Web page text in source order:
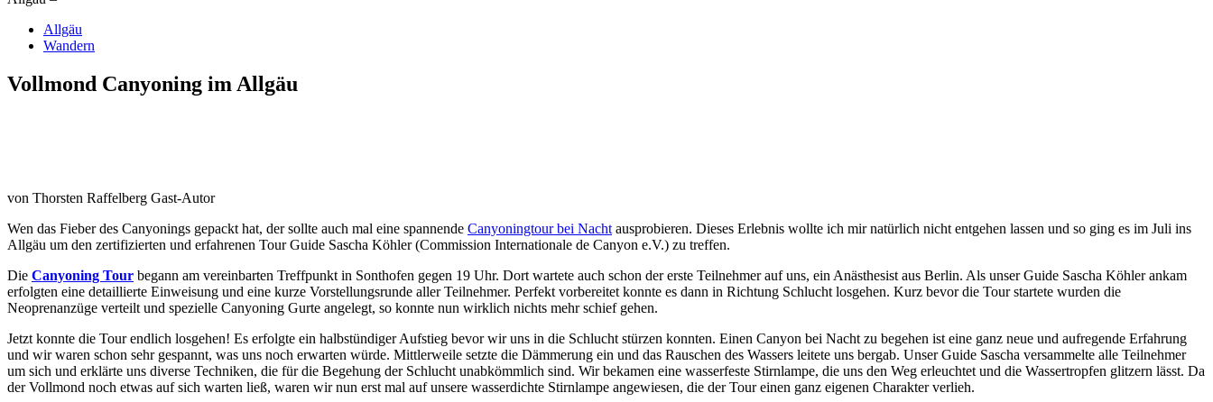
Allgäu
Wandern
Vollmond Canyoning im Allgäu
von Thorsten Raffelberg Gast-Autor
Wen das Fieber des Canyonings gepackt hat, der sollte auch mal eine spannende Canyoningtour bei Nacht ausprobieren. Dieses Erlebnis wollte ich mir natürlich nicht entgehen lassen und so ging es im Juli ins
Allgäu um den zertifizierten und erfahrenen Tour Guide Sascha Köhler (Commission Internationale de Canyon e.V.) zu treffen.
Die Canyoning Tour begann am vereinbarten Treffpunkt in Sonthofen gegen 19 Uhr. Dort wartete auch schon der erste Teilnehmer auf uns, ein Anästhesist aus Berlin. Als unser Guide Sascha Köhler ankam
erfolgten eine detaillierte Einweisung und eine kurze Vorstellungsrunde aller Teilnehmer. Perfekt vorbereitet konnte es dann in Richtung Schlucht losgehen. Kurz bevor die Tour startete wurden die
Neoprenanzüge verteilt und spezielle Canyoning Gurte angelegt, so konnte nun wirklich nichts mehr schief gehen.
Jetzt konnte die Tour endlich losgehen! Es erfolgte ein halbstündiger Aufstieg bevor wir uns in die Schlucht stürzen konnten. Einen Canyon bei Nacht zu begehen ist eine ganz neue und aufregende Erfahrung
und wir waren schon sehr gespannt, was uns noch erwarten würde. Mittlerweile setzte die Dämmerung ein und das Rauschen des Wassers leitete uns bergab. Unser Guide Sascha versammelte alle Teilnehmer
um sich und erklärte uns diverse Techniken, die für die Begehung der Schlucht unabkömmlich sind. Wir bekamen eine wasserfeste Stirnlampe, die uns den Weg erleuchtet und die Wassertropfen glitzern lässt. Da
der Vollmond noch etwas auf sich warten ließ, waren wir nun erst mal auf unsere wasserdichte Stirnlampe angewiesen, die der Tour einen ganz eigenen Charakter verlieh.